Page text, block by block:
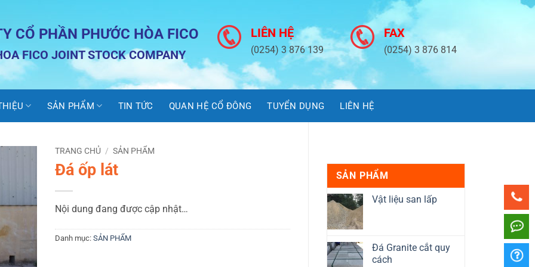
CỔ PHẦN PHƯỚC HÒA FICO
FICO JOINT STOCK COMPANY
LIÊN HỆ
(0254) 3 876 139
FAX
(0254) 3 876 814
SẢN PHẨM TIN TỨC QUAN HỆ CỔ ĐÔNG TUYỂN DỤNG LIÊN HỆ
SẢN PHẨM
Vật liệu san lấp
Đá Granite cắt quy
cách
TRANG CHỦ / SẢN PHẨM
Đá ốp lát
Nội dung đang được cập nhật…
Danh mục:SẢN PHẨM